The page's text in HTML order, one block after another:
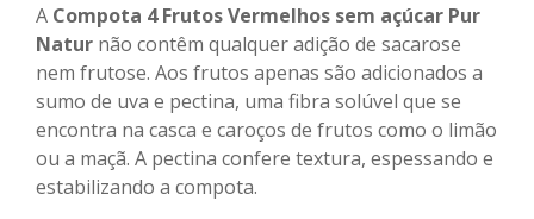
A Compota 4 Frutos Vermelhos sem açúcar Pur
Natur não contêm qualquer adição de sacarose
nem frutose. Aos frutos apenas são adicionados a
sumo de uva e pectina, uma fibra solúvel que se
encontra na casca e caroços de frutos como o limão
ou a maçã. A pectina confere textura, espessando e
estabilizando a compota.